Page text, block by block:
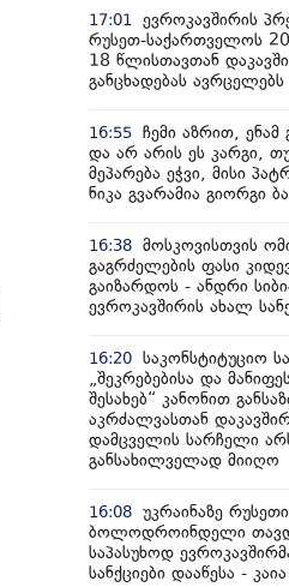
17:01
ევროკავშირის
რუსეთ-საქართველოს
18 წლისთავთან
განცხადებას ავრცელებს
16:55 ჩემი აზრით, ენამ
და არ არის ეს კარგი,
მეპარება ეჭვი, მისი
ნიკა გვარამია გიორგი
16:38 მოსკოვისთვის
გაგრძელების ფასი
გაიზარდოს - ანდრი
ევროკავშირის ახალ
16:20 საკონსტიტუციო
„შეკრებებისა და
შესახებ“ კანონით
აკრძალვასთან
დამცველის სარჩელი
განსახილველად მიიღო
16:08 უკრაინაზე
ბოლოდროინდელი
საპასუხოდ
სანქციები დააწესა -